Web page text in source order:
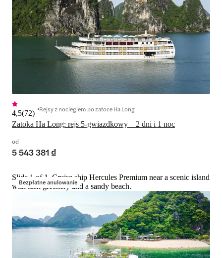
Zatoka Ha Long: rejs 5-gwiazdkowy – 2 dni i 1 noc
4,5(72) Rejsy z noclegiem po zatoce Ha Long
od
5 543 381 ₫
Bezpłatne anulowanie
Slide 1 of 1, Cruise ship Hercules Premium near a scenic island
with lush greenery and a sandy beach.